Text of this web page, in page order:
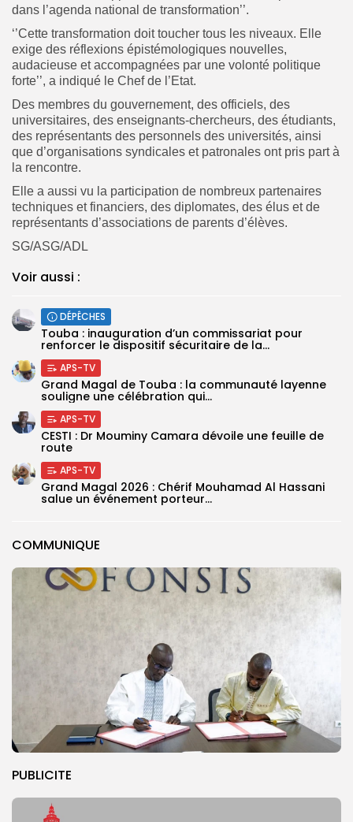
COMMUNIQUE
PUBLICITE
dans l’agenda national de transformation’’.
‘’Cette transformation doit toucher tous les niveaux. Elle
exige des réflexions épistémologiques nouvelles,
audacieuse et accompagnées par une volonté politique
forte’’, a indiqué le Chef de l’Etat.
Des membres du gouvernement, des officiels, des
universitaires, des enseignants-chercheurs, des étudiants,
des représentants des personnels des universités, ainsi
que d’organisations syndicales et patronales ont pris part à
la rencontre.
Elle a aussi vu la participation de nombreux partenaires
techniques et financiers, des diplomates, des élus et de
représentants d’associations de parents d’élèves.
SG/ASG/ADL
Voir aussi :
DÉPÊCHES
Touba : inauguration d’un commissariat pour
renforcer le dispositif sécuritaire de la...
APS-TV
Grand Magal de Touba : la communauté layenne
souligne une célébration qui...
APS-TV
CESTI : Dr Mouminy Camara dévoile une feuille de
route
APS-TV
Grand Magal 2026 : Chérif Mouhamad Al Hassani
salue un événement porteur...